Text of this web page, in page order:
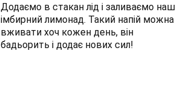
Додаємо в стакан лід і заливаємо наш
імбирний лимонад. Такий напій можна
вживати хоч кожен день, він
бадьорить і додає нових сил!